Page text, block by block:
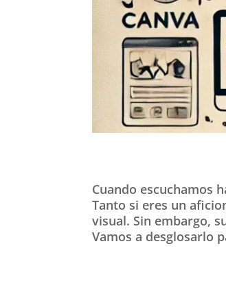
Cuando escuchamos
Tanto si eres un
visual. Sin embargo,
Vamos a desglosarlo